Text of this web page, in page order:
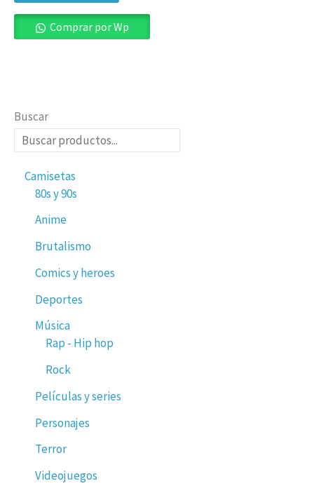
Buscar
Camisetas
80s y 90s
Anime
Brutalismo
Comics y heroes
Deportes
Música
Rap - Hip hop
Rock
Películas y series
Personajes
Terror
Videojuegos
Comprar por Wp